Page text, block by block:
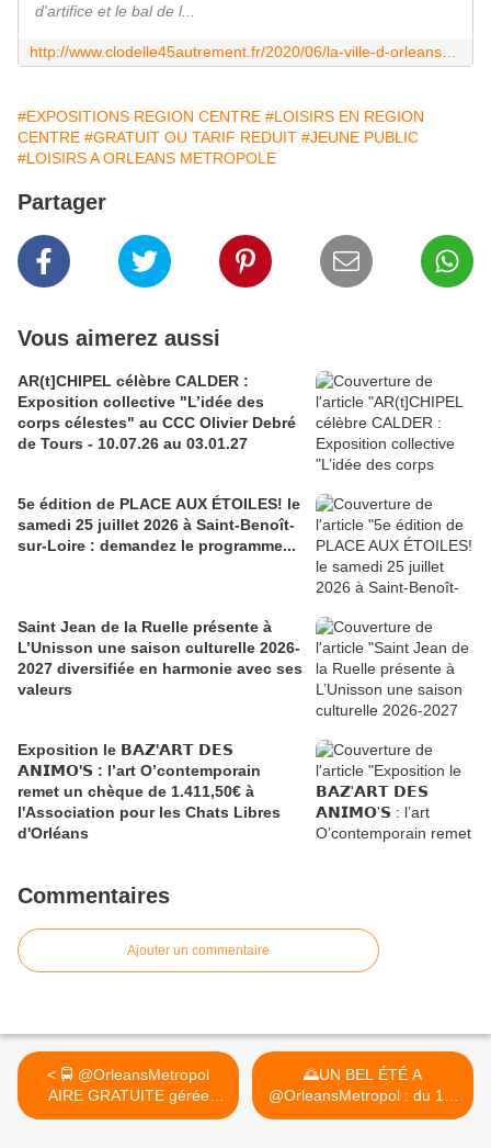
d'artifice et le bal de l...
#EXPOSITIONS REGION CENTRE #LOISIRS EN REGION
CENTRE #GRATUIT OU TARIF REDUIT #JEUNE PUBLIC
#LOISIRS A ORLEANS METROPOLE
Partager
Vous aimerez aussi
AR(t]CHIPEL célèbre CALDER :
Exposition collective "L’idée des
corps célestes" au CCC Olivier Debré
de Tours - 10.07.26 au 03.01.27
5e édition de PLACE AUX ÉTOILES! le
samedi 25 juillet 2026 à Saint-Benoît-
sur-Loire : demandez le programme...
Saint Jean de la Ruelle présente à
L’Unisson une saison culturelle 2026-
2027 diversifiée en harmonie avec ses
valeurs
Exposition le 𝗕𝗔𝗭'𝗔𝗥𝗧 𝗗𝗘𝗦
𝗔𝗡𝗜𝗠𝗢'𝗦 : l’art O’contemporain
remet un chèque de 1.411,50€ à
l'Association pour les Chats Libres
d'Orléans
Commentaires
Ajouter un commentaire
< 🚍 @OrleansMetropol
AIRE GRATUITE gérée
par...
🌅UN BEL ÉTÉ A
@OrleansMetropol : du 1er
au 5... >